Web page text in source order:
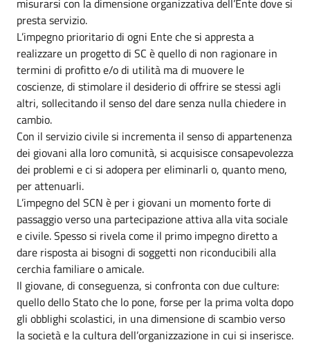
presta servizio.
L’impegno prioritario di ogni Ente che si appresta a
realizzare un progetto di SC è quello di non ragionare in
termini di profitto e/o di utilità ma di muovere le
coscienze, di stimolare il desiderio di offrire se stessi agli
altri, sollecitando il senso del dare senza nulla chiedere in
cambio.
Con il servizio civile si incrementa il senso di appartenenza
dei giovani alla loro comunità, si acquisisce consapevolezza
dei problemi e ci si adopera per eliminarli o, quanto meno,
per attenuarli.
L’impegno del SCN è per i giovani un momento forte di
passaggio verso una partecipazione attiva alla vita sociale
e civile. Spesso si rivela come il primo impegno diretto a
dare risposta ai bisogni di soggetti non riconducibili alla
cerchia familiare o amicale.
Il giovane, di conseguenza, si confronta con due culture:
quello dello Stato che lo pone, forse per la prima volta dopo
gli obblighi scolastici, in una dimensione di scambio verso
la società e la cultura dell’organizzazione in cui si inserisce.